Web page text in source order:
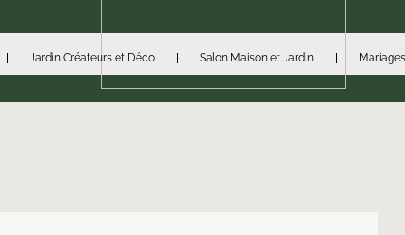
Jardin Créateurs et Déco Salon Maison et Jardin